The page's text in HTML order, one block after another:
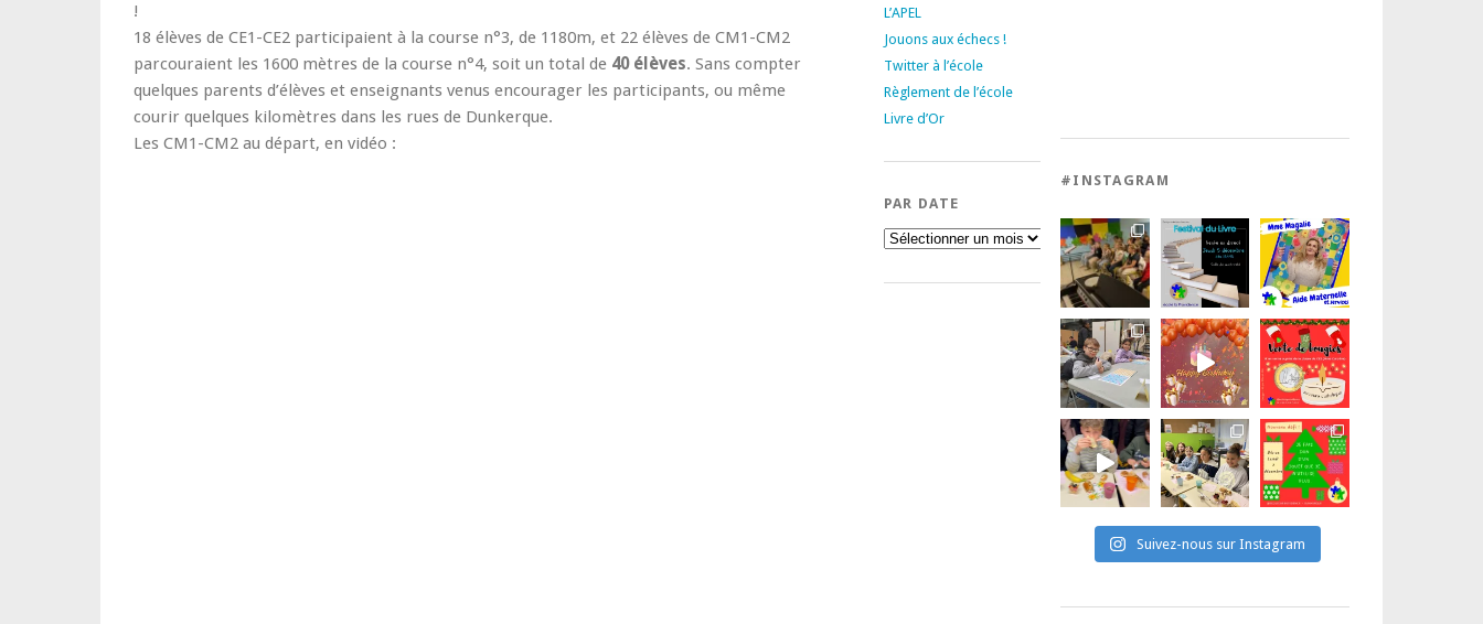
!
18 élèves de CE1-CE2 participaient à la course n°3, de 1180m, et 22 élèves de CM1-CM2
parcouraient les 1600 mètres de la course n°4, soit un total de 40 élèves. Sans compter
quelques parents d’élèves et enseignants venus encourager les participants, ou même
courir quelques kilomètres dans les rues de Dunkerque.
Les CM1-CM2 au départ, en vidéo :
L’APEL
Jouons aux échecs !
Twitter à l’école
Règlement de l’école
Livre d’Or
PAR DATE
Par
date
#INSTAGRAM
Suivez-nous sur Instagram